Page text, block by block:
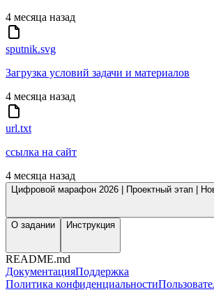
4 месяца назад
sputnik.svg
Загрузка условий задачи и материалов
4 месяца назад
url.txt
ссылка на сайт
4 месяца назад
Цифровой марафон 2026 | Проектный этап |
О задании Инструкция
README.md
ДокументацияПоддержка
Политика конфиденциальности